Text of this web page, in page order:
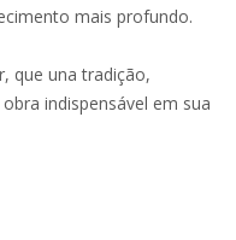
mais profundo.
que una tradição,
indispensável em sua